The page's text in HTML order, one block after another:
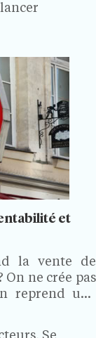
et
la vente de
ne crée pas
reprend une